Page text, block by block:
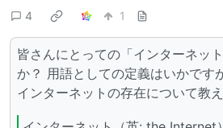
4
1
皆さんにとっての「インターネッ
か？ 用語としての定義はいかです
インターネットの存在について教え